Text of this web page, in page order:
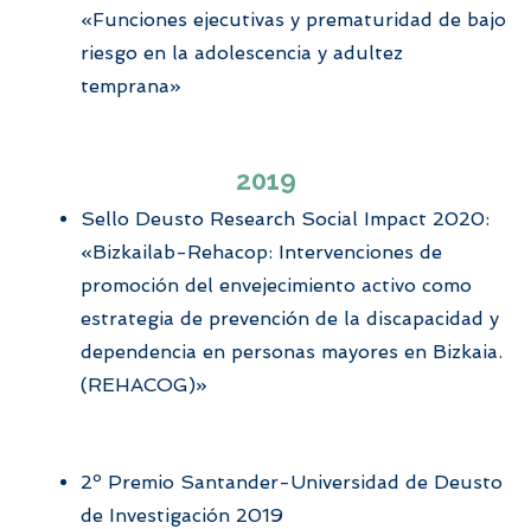
«Funciones ejecutivas y prematuridad de bajo
riesgo en la adolescencia y adultez
temprana»
2019
Sello Deusto Research Social Impact 2020:
«Bizkailab-Rehacop: Intervenciones de
promoción del envejecimiento activo como
estrategia de prevención de la discapacidad y
dependencia en personas mayores en Bizkaia.
(REHACOG)»
2º Premio Santander-Universidad de Deusto
de Investigación 2019